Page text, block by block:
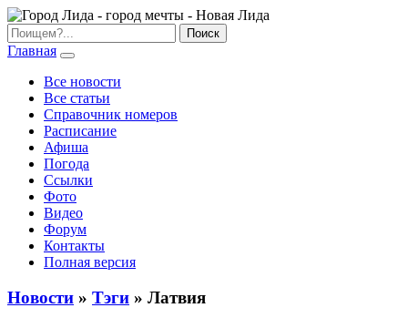
Главная
Все новости
Все статьи
Справочник номеров
Расписание
Афиша
Погода
Ссылки
Фото
Видео
Форум
Контакты
Полная версия
Новости » Тэги » Латвия